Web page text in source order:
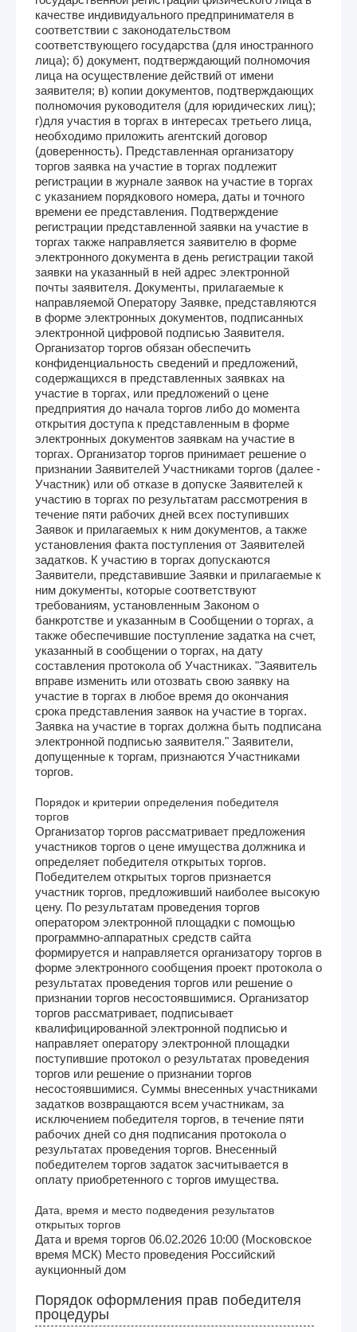
качестве индивидуального предпринимателя в
соответствии с законодательством
соответствующего государства (для иностранного
лица); б) документ, подтверждающий полномочия
лица на осуществление действий от имени
заявителя; в) копии документов, подтверждающих
полномочия руководителя (для юридических лиц);
г)для участия в торгах в интересах третьего лица,
необходимо приложить агентский договор
(доверенность). Представленная организатору
торгов заявка на участие в торгах подлежит
регистрации в журнале заявок на участие в торгах
с указанием порядкового номера, даты и точного
времени ее представления. Подтверждение
регистрации представленной заявки на участие в
торгах также направляется заявителю в форме
электронного документа в день регистрации такой
заявки на указанный в ней адрес электронной
почты заявителя. Документы, прилагаемые к
направляемой Оператору Заявке, представляются
в форме электронных документов, подписанных
электронной цифровой подписью Заявителя.
Организатор торгов обязан обеспечить
конфиденциальность сведений и предложений,
содержащихся в представленных заявках на
участие в торгах, или предложений о цене
предприятия до начала торгов либо до момента
открытия доступа к представленным в форме
электронных документов заявкам на участие в
торгах. Организатор торгов принимает решение о
признании Заявителей Участниками торгов (далее -
Участник) или об отказе в допуске Заявителей к
участию в торгах по результатам рассмотрения в
течение пяти рабочих дней всех поступивших
Заявок и прилагаемых к ним документов, а также
установления факта поступления от Заявителей
задатков. К участию в торгах допускаются
Заявители, представившие Заявки и прилагаемые к
ним документы, которые соответствуют
требованиям, установленным Законом о
банкротстве и указанным в Сообщении о торгах, а
также обеспечившие поступление задатка на счет,
указанный в сообщении о торгах, на дату
составления протокола об Участниках. "Заявитель
вправе изменить или отозвать свою заявку на
участие в торгах в любое время до окончания
срока представления заявок на участие в торгах.
Заявка на участие в торгах должна быть подписана
электронной подписью заявителя." Заявители,
допущенные к торгам, признаются Участниками
торгов.
Порядок и критерии определения победителя
торгов
Организатор торгов рассматривает предложения
участников торгов о цене имущества должника и
определяет победителя открытых торгов.
Победителем открытых торгов признается
участник торгов, предложивший наиболее высокую
цену. По результатам проведения торгов
оператором электронной площадки с помощью
программно-аппаратных средств сайта
формируется и направляется организатору торгов в
форме электронного сообщения проект протокола о
результатах проведения торгов или решение о
признании торгов несостоявшимися. Организатор
торгов рассматривает, подписывает
квалифицированной электронной подписью и
направляет оператору электронной площадки
поступившие протокол о результатах проведения
торгов или решение о признании торгов
несостоявшимися. Суммы внесенных участниками
задатков возвращаются всем участникам, за
исключением победителя торгов, в течение пяти
рабочих дней со дня подписания протокола о
результатах проведения торгов. Внесенный
победителем торгов задаток засчитывается в
оплату приобретенного с торгов имущества.
Дата, время и место подведения результатов
открытых торгов
Дата и время торгов 06.02.2026 10:00 (Московское
время МСК) Место проведения Российский
аукционный дом
Порядок оформления прав победителя
процедуры